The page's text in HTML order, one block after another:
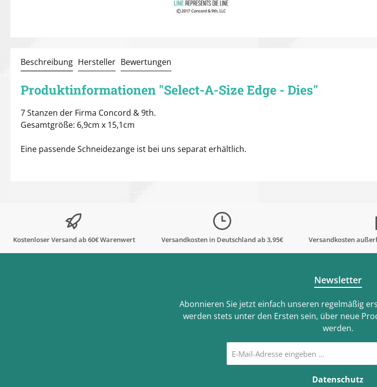
Beschreibung Hersteller Bewertungen
Produktinformationen "Select-A-Size Edge - Dies"
7 Stanzen der Firma Concord & 9th.
Gesamtgröße: 6,9cm x 15,1cm
Eine passende Schneidezange ist bei uns separat erhältlich.
Kostenloser Versand ab 60€ Warenwert Versandkosten in Deutschland ab 3,95€ Versandkosten
Newsletter
Abonnieren Sie jetzt einfach unseren regelmäßig
werden stets unter den Ersten sein, über neue
werden.
Mail-
Adresse
Datenschutz